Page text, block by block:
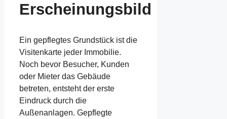
Erscheinungsbild
Ein gepflegtes Grundstück ist die
Visitenkarte jeder Immobilie.
Noch bevor Besucher, Kunden
oder Mieter das Gebäude
betreten, entsteht der erste
Eindruck durch die
Außenanlagen. Gepflegte